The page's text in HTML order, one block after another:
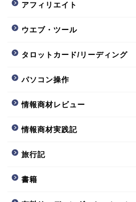
アフィリエイト
ウエブ・ツール
タロットカード/リーディング
パソコン操作
情報商材レビュー
情報商材実践記
旅行記
書籍